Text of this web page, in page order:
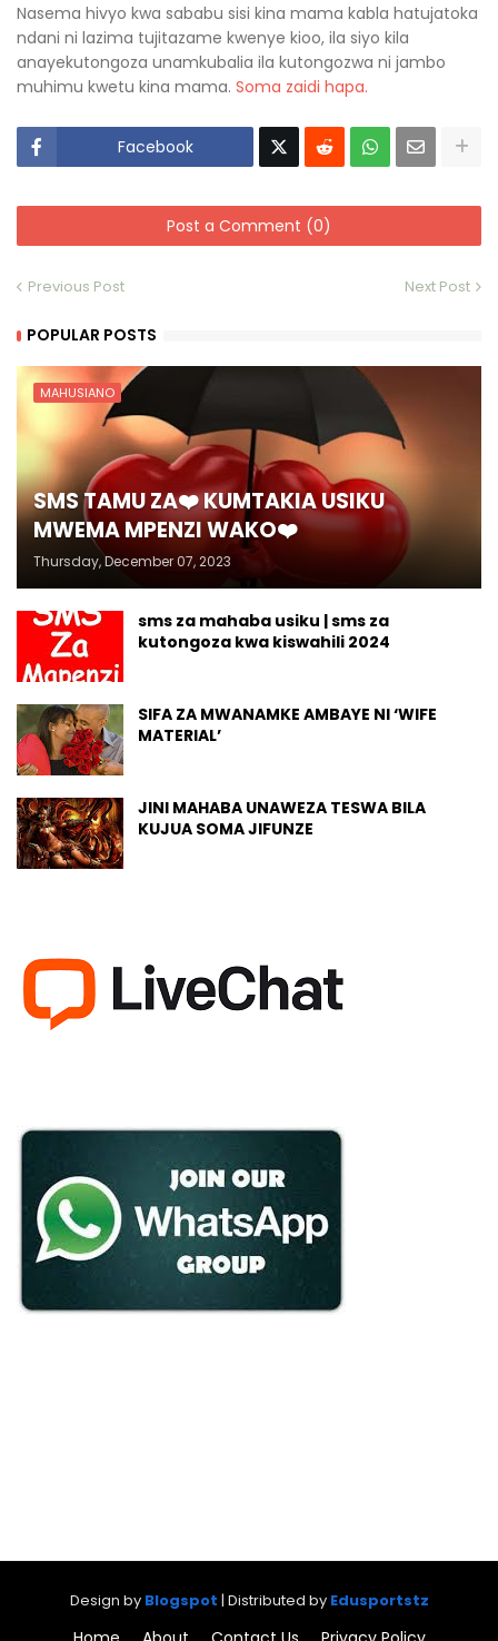
Nasema hivyo kwa sababu sisi kina mama kabla hatujatoka
ndani ni lazima tujitazame kwenye kioo, ila siyo kila
anayekutongoza unamkubalia ila kutongozwa ni jambo
muhimu kwetu kina mama. Soma zaidi hapa.
Facebook
Post a Comment (0)
Previous Post Next Post
POPULAR POSTS
MAHUSIANO
SMS TAMU ZA❤️ KUMTAKIA USIKU
MWEMA MPENZI WAKO❤️
Thursday, December 07, 2023
sms za mahaba usiku | sms za
kutongoza kwa kiswahili 2024
SIFA ZA MWANAMKE AMBAYE NI ‘WIFE
MATERIAL’
JINI MAHABA UNAWEZA TESWA BILA
KUJUA SOMA JIFUNZE
Design by Blogspot | Distributed by Edusportstz